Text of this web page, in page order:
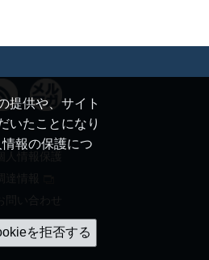
提供や、サイト
いたことになり
報の保護につ